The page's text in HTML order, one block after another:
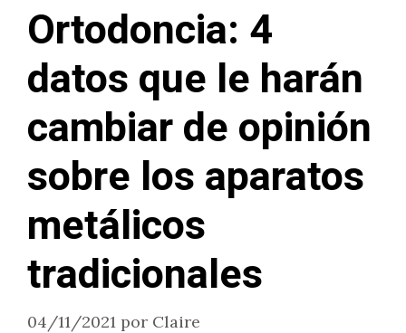
Ortodoncia: 4
datos que le harán
cambiar de opinión
sobre los aparatos
metálicos
tradicionales
04/11/2021 por Claire